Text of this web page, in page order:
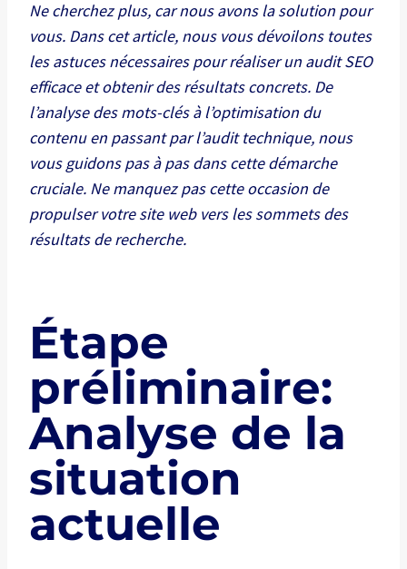
Ne cherchez plus, car nous avons la solution pour
vous. Dans cet article, nous vous dévoilons toutes
les astuces nécessaires pour réaliser un audit SEO
efficace et obtenir des résultats concrets. De
l’analyse des mots-clés à l’optimisation du
contenu en passant par l’audit technique, nous
vous guidons pas à pas dans cette démarche
cruciale. Ne manquez pas cette occasion de
propulser votre site web vers les sommets des
résultats de recherche.
Étape
préliminaire:
Analyse de la
situation
actuelle